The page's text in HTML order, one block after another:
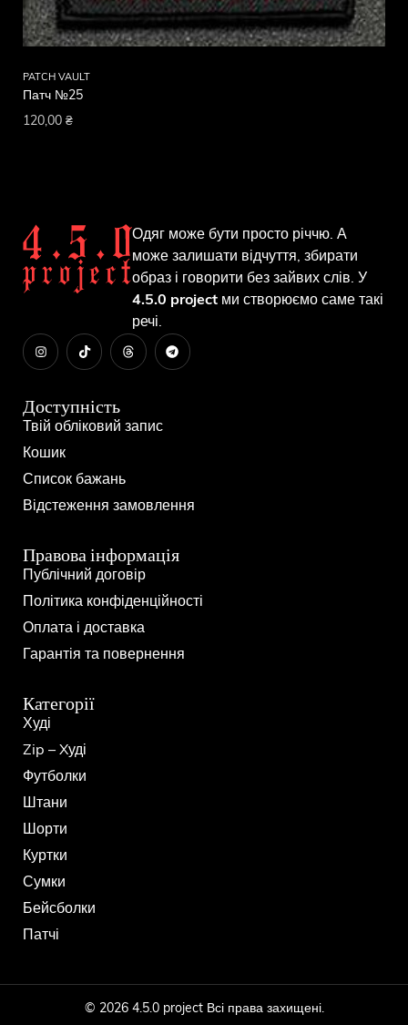
PATCH VAULT
Патч №25
120,00 ₴
Одяг може бути просто річчю. А
може залишати відчуття, збирати
образ і говорити без зайвих слів. У
4.5.0 project ми створюємо саме такі
речі.
Доступність
Твій обліковий запис
Кошик
Список бажань
Відстеження замовлення
Правова інформація
Публічний договір
Політика конфіденційності
Оплата і доставка
Гарантія та повернення
Категорії
Худі
Zip – Xуді
Футболки
Штани
Шорти
Куртки
Сумки
Бейсболки
Патчі
© 2026 4.5.0 project Всі права захищені.